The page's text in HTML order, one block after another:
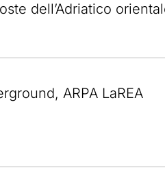
dell’Adriatico
ARPA LaREA